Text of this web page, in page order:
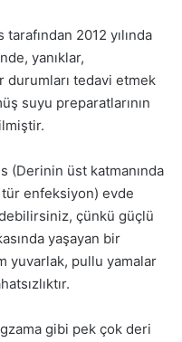
2012 yılında
yanıklar,
tedavi etmek
suyu preparatlarının
(Derinin üst katmanında
enfeksiyon) evde
çünkü güçlü
yaşayan bir
yuvarlak, pullu yamalar
gibi pek çok deri